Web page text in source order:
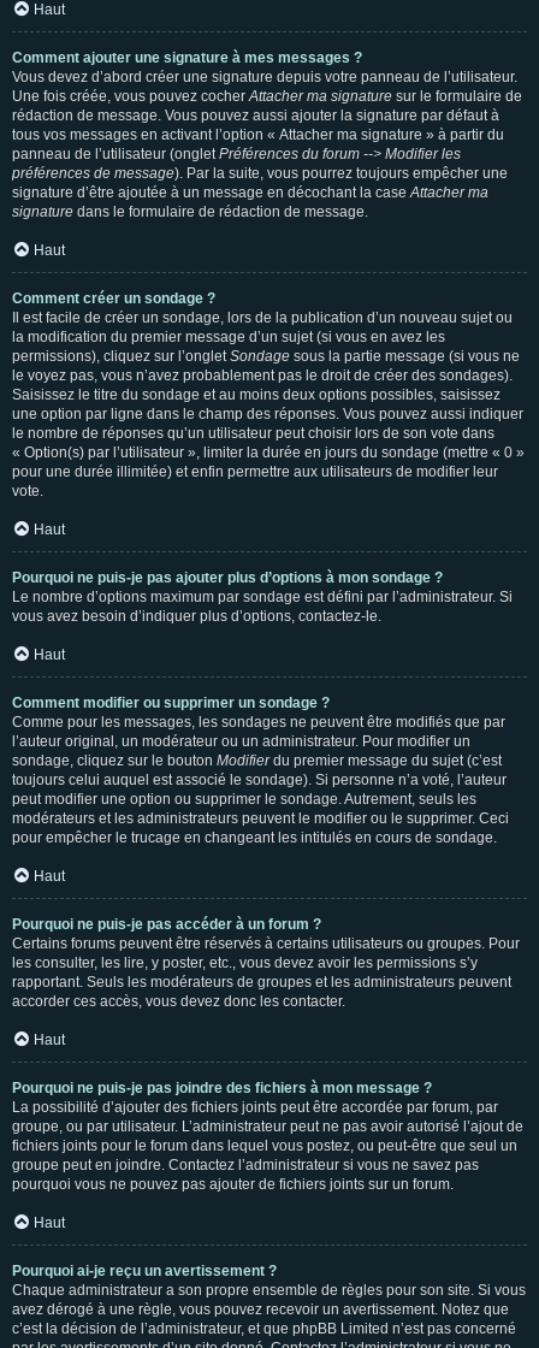
Haut
Comment ajouter une signature à mes messages ?
Vous devez d’abord créer une signature depuis votre panneau de l’utilisateur.
Une fois créée, vous pouvez cocherAttacher ma signature sur le formulaire de
rédaction de message. Vous pouvez aussi ajouter la signature par défaut à
tous vos messages en activant l’option « Attacher ma signature » à partir du
panneau de l’utilisateur (ongletPréférences du forum --> Modifier les
préférences de message). Par la suite, vous pourrez toujours empêcher une
signature d’être ajoutée à un message en décochant la caseAttacher ma
signature dans le formulaire de rédaction de message.
Haut
Comment créer un sondage ?
Il est facile de créer un sondage, lors de la publication d’un nouveau sujet ou
la modification du premier message d’un sujet (si vous en avez les
permissions), cliquez sur l’ongletSondage sous la partie message (si vous ne
le voyez pas, vous n’avez probablement pas le droit de créer des sondages).
Saisissez le titre du sondage et au moins deux options possibles, saisissez
une option par ligne dans le champ des réponses. Vous pouvez aussi indiquer
le nombre de réponses qu’un utilisateur peut choisir lors de son vote dans
« Option(s) par l’utilisateur », limiter la durée en jours du sondage (mettre « 0 »
pour une durée illimitée) et enfin permettre aux utilisateurs de modifier leur
vote.
Haut
Pourquoi ne puis-je pas ajouter plus d’options à mon sondage ?
Le nombre d’options maximum par sondage est défini par l’administrateur. Si
vous avez besoin d’indiquer plus d’options, contactez-le.
Haut
Comment modifier ou supprimer un sondage ?
Comme pour les messages, les sondages ne peuvent être modifiés que par
l’auteur original, un modérateur ou un administrateur. Pour modifier un
sondage, cliquez sur le bouton Modifierdu premier message du sujet (c’est
toujours celui auquel est associé le sondage). Si personne n’a voté, l’auteur
peut modifier une option ou supprimer le sondage. Autrement, seuls les
modérateurs et les administrateurs peuvent le modifier ou le supprimer. Ceci
pour empêcher le trucage en changeant les intitulés en cours de sondage.
Haut
Pourquoi ne puis-je pas accéder à un forum ?
Certains forums peuvent être réservés à certains utilisateurs ou groupes. Pour
les consulter, les lire, y poster, etc., vous devez avoir les permissions s’y
rapportant. Seuls les modérateurs de groupes et les administrateurs peuvent
accorder ces accès, vous devez donc les contacter.
Haut
Pourquoi ne puis-je pas joindre des fichiers à mon message ?
La possibilité d’ajouter des fichiers joints peut être accordée par forum, par
groupe, ou par utilisateur. L’administrateur peut ne pas avoir autorisé l’ajout de
fichiers joints pour le forum dans lequel vous postez, ou peut-être que seul un
groupe peut en joindre. Contactez l’administrateur si vous ne savez pas
pourquoi vous ne pouvez pas ajouter de fichiers joints sur un forum.
Haut
Pourquoi ai-je reçu un avertissement ?
Chaque administrateur a son propre ensemble de règles pour son site. Si vous
avez dérogé à une règle, vous pouvez recevoir un avertissement. Notez que
c’est la décision de l’administrateur, et que phpBB Limited n’est pas concerné